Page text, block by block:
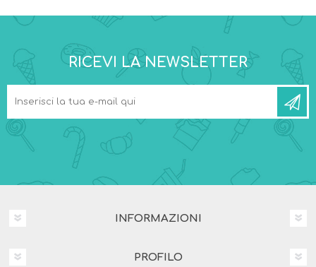
RICEVI LA NEWSLETTER
INFORMAZIONI
PROFILO